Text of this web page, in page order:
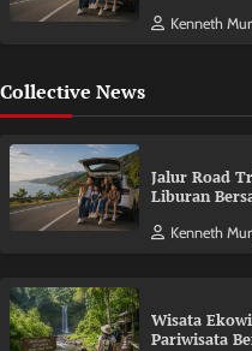
Kenneth
Collective News
Jalur Road
Liburan
Kenneth
Wisata
Pariwisata